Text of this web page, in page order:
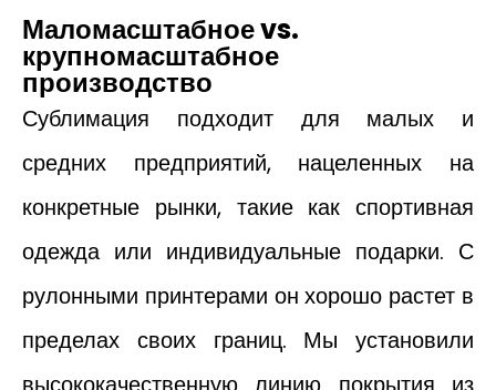
Маломасштабное vs.
крупномасштабное
производство
Сублимация подходит для малых и
средних предприятий, нацеленных на
конкретные рынки, такие как спортивная
одежда или индивидуальные подарки. С
рулонными принтерами он хорошо растет в
пределах своих границ. Мы установили